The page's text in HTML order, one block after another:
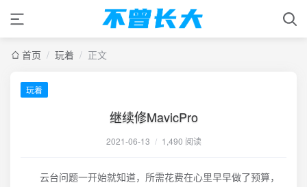
首页 / 玩着 / 正文
玩着
继续修MavicPro
2021-06-13 / 1,490 阅读
云台问题一开始就知道，所需花费在心里早早做了预算，